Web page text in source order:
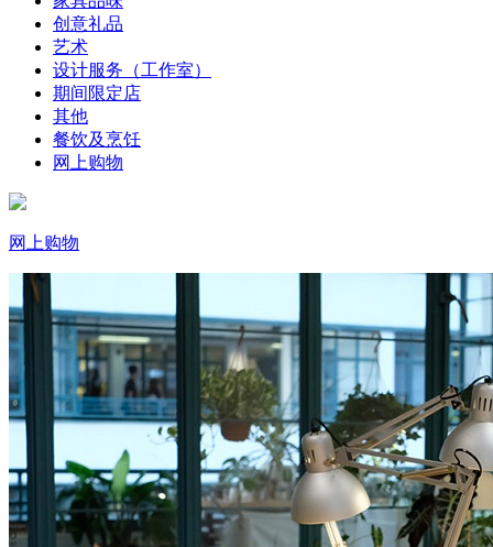
创意礼品
艺术
设计服务（工作室）
期间限定店
其他
餐饮及烹饪
网上购物
网上购物